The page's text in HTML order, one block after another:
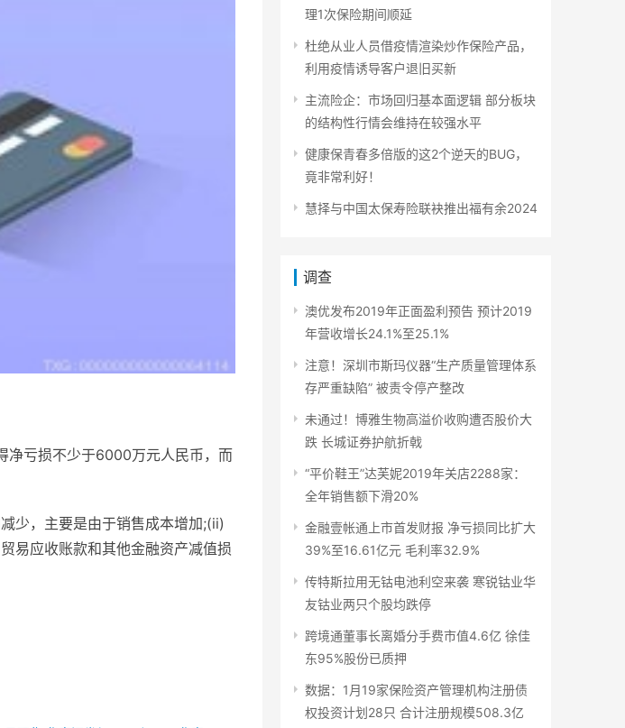
净亏损不少于6000万元人民币，而
少，主要是由于销售成本增加;(ii)
易应收账款和其他金融资产减值损
理1次保险期间顺延
杜绝从业人员借疫情渲染炒作保险产品，
利用疫情诱导客户退旧买新
主流险企：市场回归基本面逻辑 部分板块
的结构性行情会维持在较强水平
健康保青春多倍版的这2个逆天的BUG，
竟非常利好！
慧择与中国太保寿险联袂推出福有余2024
调查
澳优发布2019年正面盈利预告 预计2019
年营收增长24.1%至25.1%
注意！深圳市斯玛仪器“生产质量管理体系
存严重缺陷” 被责令停产整改
未通过！博雅生物高溢价收购遭否股价大
跌 长城证券护航折戟
“平价鞋王”达芙妮2019年关店2288家：
全年销售额下滑20%
金融壹帐通上市首发财报 净亏损同比扩大
39%至16.61亿元 毛利率32.9%
传特斯拉用无钴电池利空来袭 寒锐钴业华
友钴业两只个股均跌停
跨境通董事长离婚分手费市值4.6亿 徐佳
东95%股份已质押
数据：1月19家保险资产管理机构注册债
权投资计划28只 合计注册规模508.3亿